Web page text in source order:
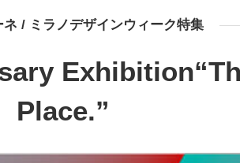
ネ / ミラノデザインウィーク特集
Place.”